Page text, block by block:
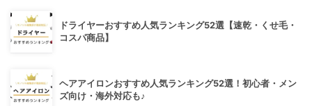
ドライヤーおすすめ人気ランキング52選【速乾・くせ毛・
コスパ商品】
ヘアアイロンおすすめ人気ランキング52選！初心者・メン
ズ向け・海外対応も♪